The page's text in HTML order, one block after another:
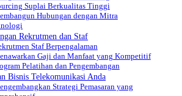
Suplai Berkualitas Tinggi
Hubungan dengan Mitra
Rekrutmen dan Staf
Staf Berpengalaman
Gaji dan Manfaat yang Kompetitif
Pelatihan dan Pengembangan
Bisnis Telekomunikasi Anda
Strategi Pemasaran yang